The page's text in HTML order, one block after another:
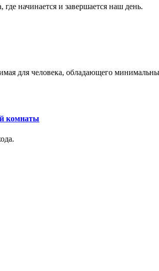
начинается и завершается наш день.
для человека, обладающего
комнаты